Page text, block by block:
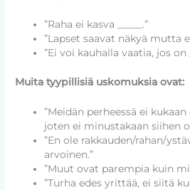
”Raha ei kasva _____.”
”Lapset saavat näkyä mutta ei
”Ei voi kauhalla vaatia, jos on
Muita tyypillisiä uskomuksia ovat:
”Meidän perheessä ei
joten ei minustakaan siihen
”En ole rakkauden/rahan/
arvoinen.”
”Muut ovat parempia kuin
”Turha edes yrittää, ei siitä